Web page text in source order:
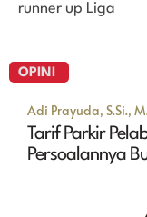
runner up Liga
OPINI
Adi Prayuda, S.Si.,
Tarif Parkir
Persoalannya